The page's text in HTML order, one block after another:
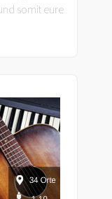
somit eure